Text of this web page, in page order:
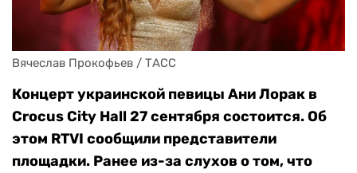
Вячеслав Прокофьев / ТАСС
Концерт украинской певицы Ани Лорак в
Crocus City Hall 27 сентября состоится. Об
этом RTVI сообщили представители
площадки. Ранее из-за слухов о том, что